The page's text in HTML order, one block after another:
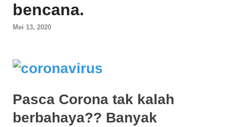
bencana.
Mei 13, 2020
Pasca Corona tak kalah
berbahaya?? Banyak